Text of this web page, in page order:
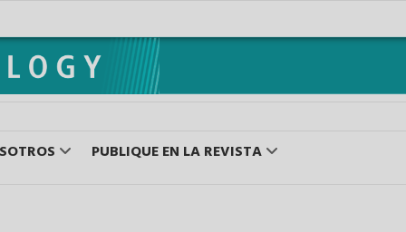
PUBLIQUE EN LA REVISTA